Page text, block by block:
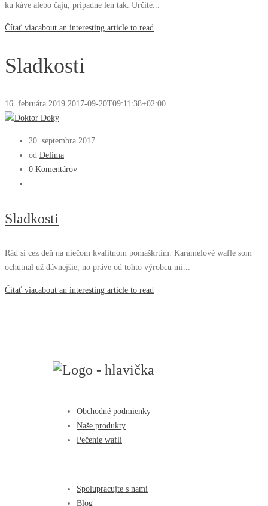
ku káve alebo čaju, prípadne len tak. Určite...
Čítať viacabout an interesting article to read
Sladkosti
16. februára 2019 2017-09-20T09:11:38+02:00
20. septembra 2017
od Delima
0 Komentárov
Sladkosti
Rád si cez deň na niečom kvalitnom pomaškrtím. Karamelové wafle som
ochutnal už dávnejšie, no práve od tohto výrobcu mi...
Čítať viacabout an interesting article to read
Obchodné podmienky
Naše produkty
Pečenie waflí
Spolupracujte s nami
Blog